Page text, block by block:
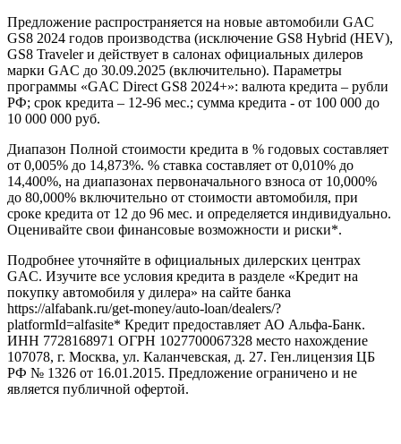
Предложение распространяется на новые автомобили GAC
GS8 2024 годов производства (исключение GS8 Hybrid (HEV),
GS8 Traveler и действует в салонах официальных дилеров
марки GAC до 30.09.2025 (включительно). Параметры
программы «GAC Direct GS8 2024+»: валюта кредита – рубли
РФ; срок кредита – 12-96 мес.; сумма кредита - от 100 000 до
10 000 000 руб.
Диапазон Полной стоимости кредита в % годовых составляет
от 0,005% до 14,873%. % ставка составляет от 0,010% до
14,400%, на диапазонах первоначального взноса от 10,000%
до 80,000% включительно от стоимости автомобиля, при
сроке кредита от 12 до 96 мес. и определяется индивидуально.
Оценивайте свои финансовые возможности и риски*.
Подробнее уточняйте в официальных дилерских центрах
GAC. Изучите все условия кредита в разделе «Кредит на
покупку автомобиля у дилера» на сайте банка
https://alfabank.ru/get-money/auto-loan/dealers/?
platformId=alfasite* Кредит предоставляет АО Альфа-Банк.
ИНН 7728168971 ОГРН 1027700067328 место нахождение
107078, г. Москва, ул. Каланчевская, д. 27. Ген.лицензия ЦБ
РФ № 1326 от 16.01.2015. Предложение ограничено и не
является публичной офертой.